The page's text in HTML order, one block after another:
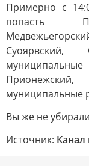
Примерно с
попасть
Суоярвский,
муниципальные
муниципальные
Вы же не
Источник: